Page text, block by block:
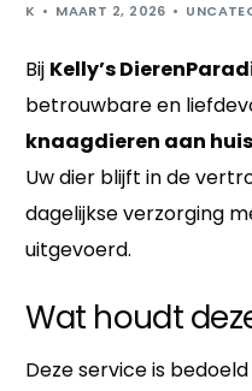
K MAART 2, 2026
Bij Kelly’s
betrouwbare en
knaagdieren aan huis
Uw dier blijft in de
dagelijkse verzorging
uitgevoerd.
Wat houdt
Deze service is